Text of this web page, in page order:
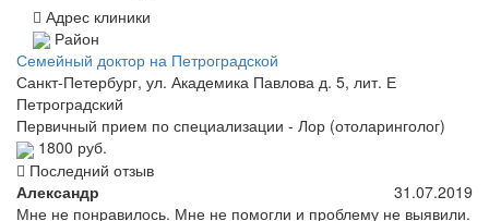
Адрес клиники
Район
Семейный доктор на Петроградской
Санкт-Петербург, ул. Академика Павлова д. 5, лит. Е
Петроградский
Первичный прием по специализации - Лор (отоларинголог)
1800 руб.
Последний отзыв
Александр
31.07.2019
Мне не понравилось. Мне не помогли и проблему не выявили.